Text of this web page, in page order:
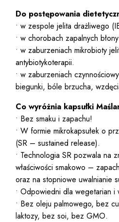
Do postępowania
• w zespole jelita drażliwego
• w chorobach zapalnych
• w zaburzeniach mikrobioty
antybiotykoterapii.
• w zaburzeniach
biegunki, bóle brzucha,
Co wyróżnia kapsułki
• Bez smaku i zapachu!
• W formie mikrokapsułek o
(SR – sustained release).
• Technologia SR pozwala na
właściwości smakowo –
oraz na stopniowe uwalnianie
• Odpowiedni dla wegetarian i
• Bez oleju palmowego, bez
laktozy, bez soi, bez GMO.